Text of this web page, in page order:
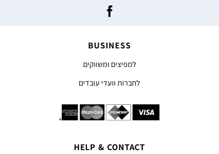
BUSINESS
למפיצים ומשווקים
לחברות וועדי עובדים
HELP & CONTACT